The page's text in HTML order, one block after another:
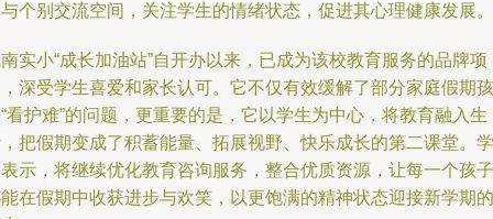
个别交流空间，关注学生的情绪状态，促进其心理健康发展。
实小“成长加油站”自开办以来，已成为该校教育服务的品牌项
深受学生喜爱和家长认可。它不仅有效缓解了部分家庭假期孩
看护难”的问题，更重要的是，它以学生为中心，将教育融入生
把假期变成了积蓄能量、拓展视野、快乐成长的第二课堂。学
示，将继续优化教育咨询服务，整合优质资源，让每一个孩子
在假期中收获进步与欢笑，以更饱满的精神状态迎接新学期的